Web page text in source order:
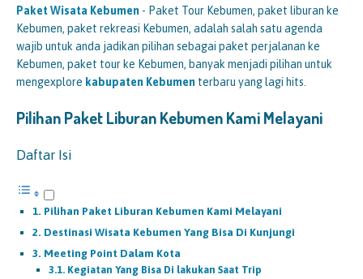
Paket Wisata Kebumen - Paket Tour Kebumen, paket liburan ke
Kebumen, paket rekreasi Kebumen, adalah salah satu agenda
wajib untuk anda jadikan pilihan sebagai paket perjalanan ke
Kebumen, paket tour ke Kebumen, banyak menjadi pilihan untuk
mengexplore kabupaten Kebumen terbaru yang lagi hits.
Pilihan Paket Liburan Kebumen Kami Melayani
Daftar Isi
Pilihan Paket Liburan Kebumen Kami Melayani
Destinasi Wisata Kebumen Yang Bisa Di Kunjungi
Meeting Point Dalam Kota
Kegiatan Yang Bisa Di lakukan Saat Trip